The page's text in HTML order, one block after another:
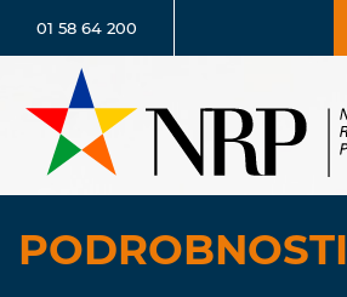
01 58 64 200
PODROBNOSTI